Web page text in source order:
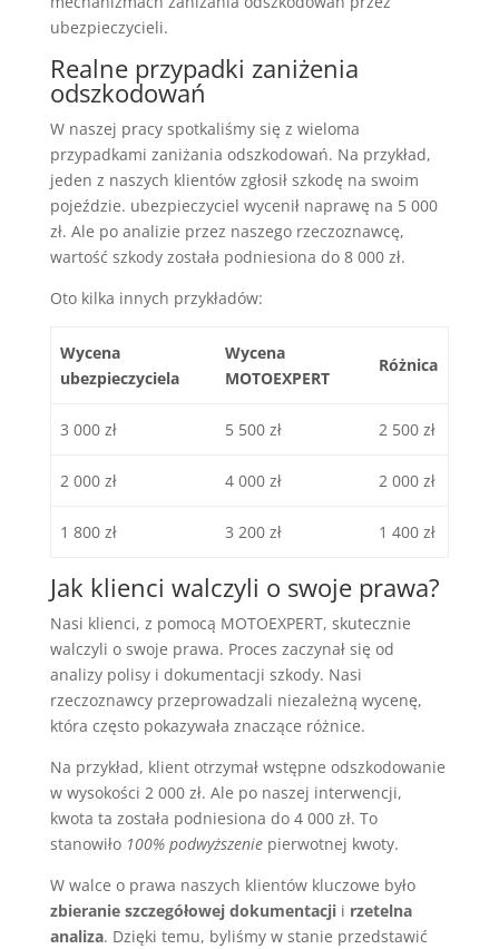
ubezpieczycieli.
Realne przypadki zaniżenia
odszkodowań
W naszej pracy spotkaliśmy się z wieloma
przypadkami zaniżania odszkodowań. Na przykład,
jeden z naszych klientów zgłosił szkodę na swoim
pojeździe. ubezpieczyciel wycenił naprawę na 5 000
zł. Ale po analizie przez naszego rzeczoznawcę,
wartość szkody została podniesiona do 8 000 zł.
Oto kilka innych przykładów:
Wycena
ubezpieczyciela
Wycena
MOTOEXPERT
Różnica
3 000 zł 5 500 zł 2 500 zł
2 000 zł 4 000 zł 2 000 zł
1 800 zł 3 200 zł 1 400 zł
Jak klienci walczyli o swoje prawa?
Nasi klienci, z pomocą MOTOEXPERT, skutecznie
walczyli o swoje prawa. Proces zaczynał się od
analizy polisy i dokumentacji szkody. Nasi
rzeczoznawcy przeprowadzali niezależną wycenę,
która często pokazywała znaczące różnice.
Na przykład, klient otrzymał wstępne odszkodowanie
w wysokości 2 000 zł. Ale po naszej interwencji,
kwota ta została podniesiona do 4 000 zł. To
stanowiło 100% podwyższeniepierwotnej kwoty.
W walce o prawa naszych klientów kluczowe było
zbieranie szczegółowej dokumentacjii rzetelna
analiza. Dzięki temu, byliśmy w stanie przedstawić